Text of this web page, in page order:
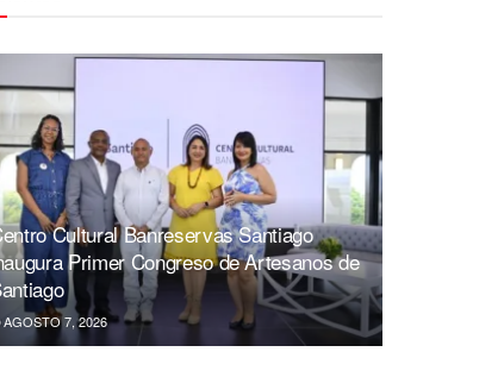
Cultural Banreservas Santiago
Primer Congreso de Artesanos de
AGOSTO 7, 2026